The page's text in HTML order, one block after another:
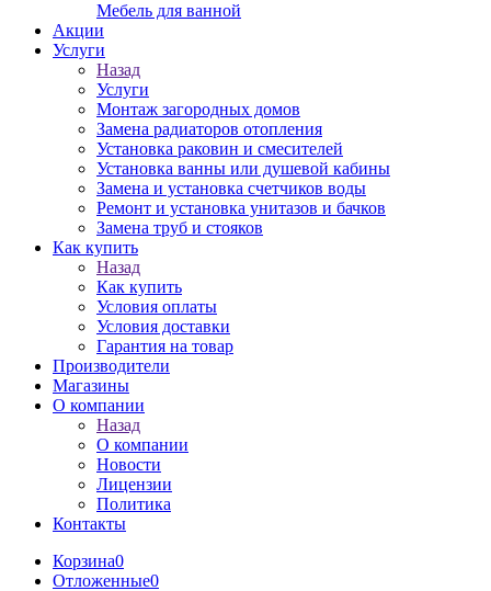
Мебель для ванной
Акции
Услуги
Назад
Услуги
Монтаж загородных домов
Замена радиаторов отопления
Установка раковин и смесителей
Установка ванны или душевой кабины
Замена и установка счетчиков воды
Ремонт и установка унитазов и бачков
Замена труб и стояков
Как купить
Назад
Как купить
Условия оплаты
Условия доставки
Гарантия на товар
Производители
Магазины
О компании
Назад
О компании
Новости
Лицензии
Политика
Контакты
Корзина0
Отложенные0